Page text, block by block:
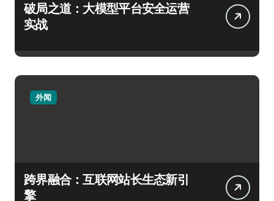
破局之道：大模型平台安全运营
实战
外闻
跨界融合：互联网站长生态新引
擎